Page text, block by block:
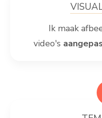
Ik maak
video's